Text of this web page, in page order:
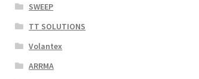
SWEEP
TT SOLUTIONS
Volantex
ARRMA